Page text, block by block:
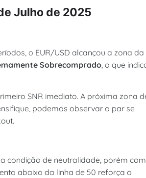
Julho de 2025
o EUR/USD alcançou a zona da
Sobrecomprado, o que
SNR imediato. A próxima zona
podemos observar o par se
condição de neutralidade, porém com
abaixo da linha de 50 reforça o